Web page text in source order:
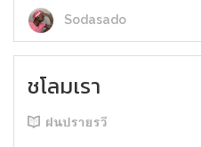
Sodasado
ชโลมเรา
ฝนปรายรวี